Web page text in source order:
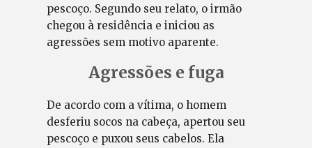
pescoço. Segundo seu relato, o irmão
chegou à residência e iniciou as
agressões sem motivo aparente.
Agressões e fuga
De acordo com a vítima, o homem
desferiu socos na cabeça, apertou seu
pescoço e puxou seus cabelos. Ela